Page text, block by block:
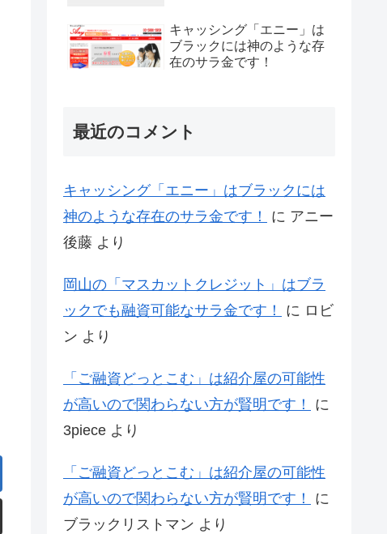
キャッシング「エニー」は
ブラックには神のような存
在のサラ金です！
最近のコメント
キャッシング「エニー」はブラックには
神のような存在のサラ金です！
に アニー
後藤 より
岡山の「マスカットクレジット」はブラ
ックでも融資可能なサラ金です！
に ロビ
ン より
「ご融資どっとこむ」は紹介屋の可能性
が高いので関わらない方が賢明です！
に
3piece より
「ご融資どっとこむ」は紹介屋の可能性
が高いので関わらない方が賢明です！
に
ブラックリストマン より